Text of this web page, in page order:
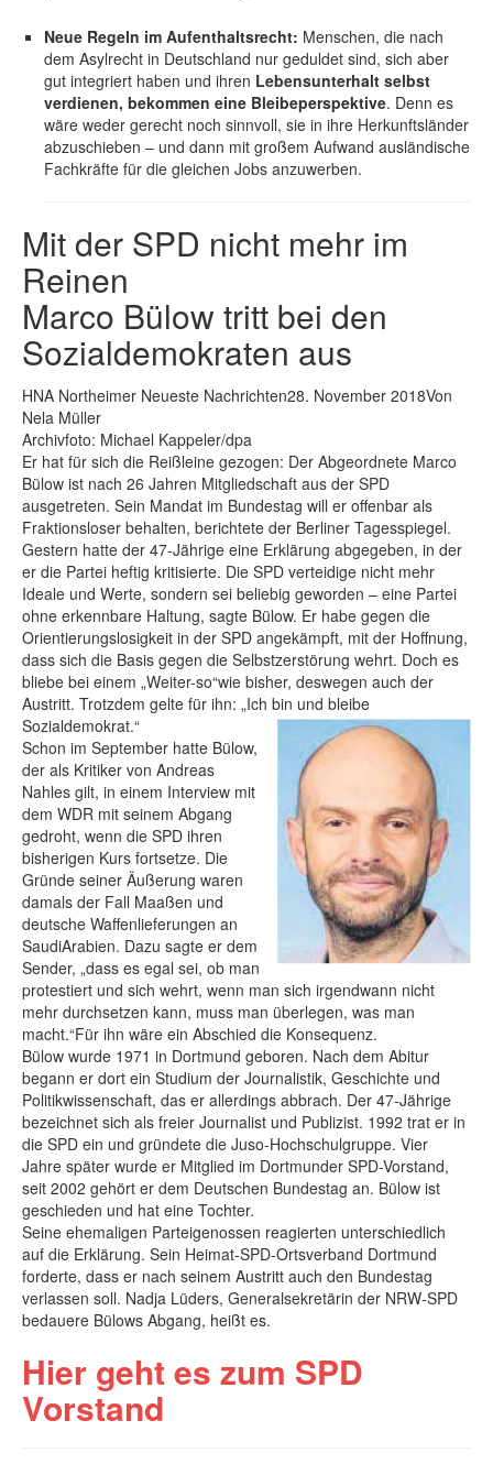
Neue Regeln im Aufenthaltsrecht: Menschen, die nach
dem Asylrecht in Deutschland nur geduldet sind, sich aber
gut integriert haben und ihren Lebensunterhalt selbst
verdienen, bekommen eine Bleibeperspektive. Denn es
wäre weder gerecht noch sinnvoll, sie in ihre Herkunftsländer
abzuschieben – und dann mit großem Aufwand ausländische
Fachkräfte für die gleichen Jobs anzuwerben.
Mit der SPD nicht mehr im
Reinen
Marco Bülow tritt bei den
Sozialdemokraten aus
HNA Northeimer Neueste Nachrichten28. November 2018Von
Nela Müller
Archivfoto: Michael Kappeler/dpa
Er hat für sich die Reißleine gezogen: Der Abgeordnete Marco
Bülow ist nach 26 Jahren Mitgliedschaft aus der SPD
ausgetreten. Sein Mandat im Bundestag will er offenbar als
Fraktionsloser behalten, berichtete der Berliner Tagesspiegel.
Gestern hatte der 47-Jährige eine Erklärung abgegeben, in der
er die Partei heftig kritisierte. Die SPD verteidige nicht mehr
Ideale und Werte, sondern sei beliebig geworden – eine Partei
ohne erkennbare Haltung, sagte Bülow. Er habe gegen die
Orientierungslosigkeit in der SPD angekämpft, mit der Hoffnung,
dass sich die Basis gegen die Selbstzerstörung wehrt. Doch es
bliebe bei einem „Weiter-so“wie bisher, deswegen auch der
Austritt. Trotzdem gelte für ihn: „Ich bin und bleibe
Sozialdemokrat.“
Schon im September hatte Bülow,
der als Kritiker von Andreas
Nahles gilt, in einem Interview mit
dem WDR mit seinem Abgang
gedroht, wenn die SPD ihren
bisherigen Kurs fortsetze. Die
Gründe seiner Äußerung waren
damals der Fall Maaßen und
deutsche Waffenlieferungen an
SaudiArabien. Dazu sagte er dem
Sender, „dass es egal sei, ob man
protestiert und sich wehrt, wenn man sich irgendwann nicht
mehr durchsetzen kann, muss man überlegen, was man
macht.“Für ihn wäre ein Abschied die Konsequenz.
Bülow wurde 1971 in Dortmund geboren. Nach dem Abitur
begann er dort ein Studium der Journalistik, Geschichte und
Politikwissenschaft, das er allerdings abbrach. Der 47-Jährige
bezeichnet sich als freier Journalist und Publizist. 1992 trat er in
die SPD ein und gründete die Juso-Hochschulgruppe. Vier
Jahre später wurde er Mitglied im Dortmunder SPD-Vorstand,
seit 2002 gehört er dem Deutschen Bundestag an. Bülow ist
geschieden und hat eine Tochter.
Seine ehemaligen Parteigenossen reagierten unterschiedlich
auf die Erklärung. Sein Heimat-SPD-Ortsverband Dortmund
forderte, dass er nach seinem Austritt auch den Bundestag
verlassen soll. Nadja Lüders, Generalsekretärin der NRW-SPD
bedauere Bülows Abgang, heißt es.
Hier geht es zum SPD
Vorstand